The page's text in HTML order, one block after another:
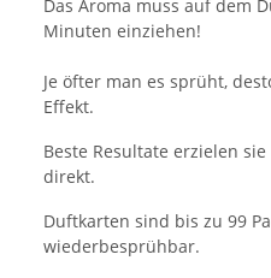
Das Aroma muss auf dem
Minuten einziehen!
Je öfter man es sprüht,
Effekt.
Beste Resultate erzielen
direkt.
Duftkarten sind bis zu 99
wiederbesprühbar.